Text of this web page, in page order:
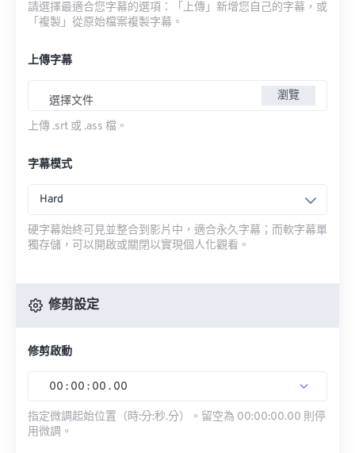
請選擇最適合您字幕的選項：「上傳」新增您自己的字幕，或
「複製」從原始檔案複製字幕。
上傳字幕
選擇文件 瀏覽
上傳 .srt 或 .ass 檔。
字幕模式
Hard
硬字幕始終可見並整合到影片中，適合永久字幕；而軟字幕單
獨存儲，可以開啟或關閉以實現個人化觀看。
修剪設定
修剪啟動
00 : 00 : 00 . 00
指定微調起始位置（時:分:秒.分）。留空為 00:00:00.00 則停
用微調。